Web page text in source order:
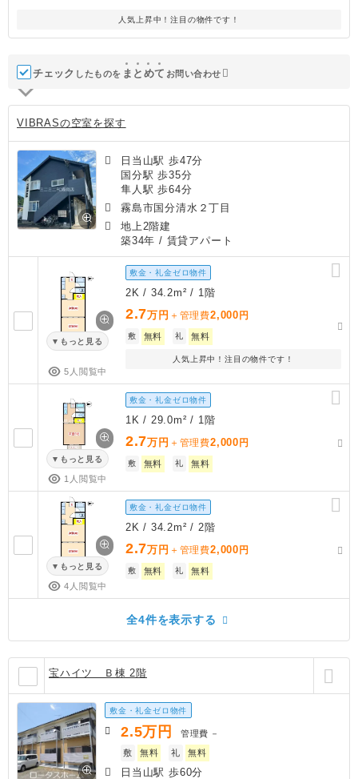
人気上昇中！注目の物件です！
チェック したものを ま と めて お問い合わせ
VIBRASの空室を探す
日当山駅 歩47分
国分駅 歩35分
隼人駅 歩64分
霧島市国分清水２丁目
地上2階建
築34年 / 賃貸アパート
もっと見る
5人閲覧中
敷金・礼金ゼロ物件
2K / 34.2m² / 1階
2.7万円 ＋管理費2,000 円
敷 無料 礼 無料
人気上昇中！注目の物件です！
もっと見る
1人閲覧中
敷金・礼金ゼロ物件
1K / 29.0m² / 1階
2.7万円 ＋管理費2,000 円
敷 無料 礼 無料
もっと見る
4人閲覧中
敷金・礼金ゼロ物件
2K / 34.2m² / 2階
2.7万円 ＋管理費2,000 円
敷 無料 礼 無料
全4件を表示する
宝ハイツ Ｂ棟 2階
敷金・礼金ゼロ物件
2.5万円 管理費 －
敷
無料 礼 無料
日当山駅 歩60分